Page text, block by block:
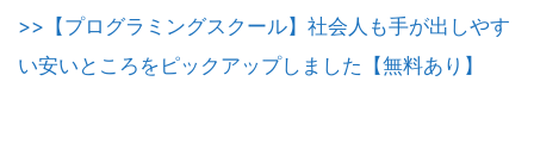
>>【プログラミングスクール】社会人も手が出しやす
い安いところをピックアップしました【無料あり】